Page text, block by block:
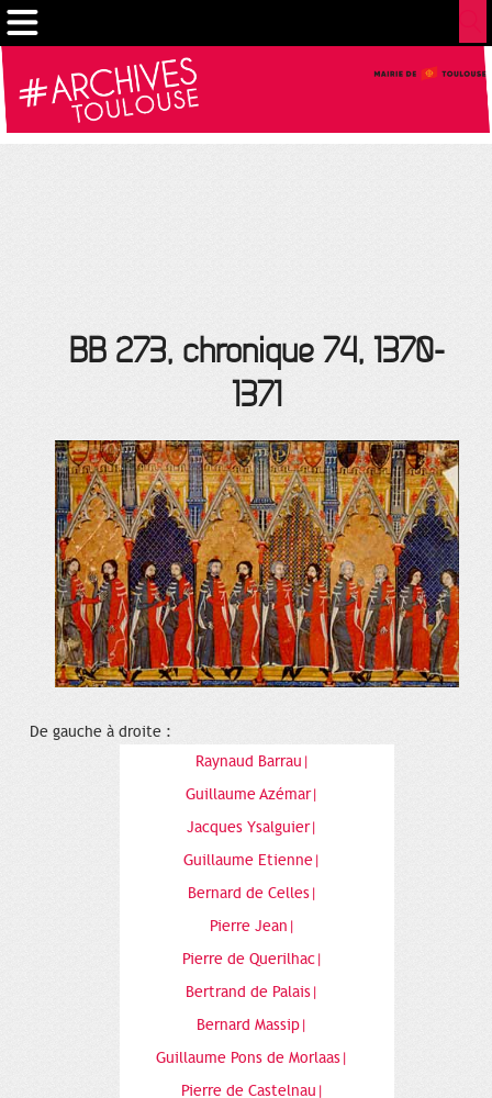
BB 273, chronique 74, 1370-
1371
De gauche à droite :
Raynaud Barrau|
Guillaume Azémar|
Jacques Ysalguier|
Guillaume Etienne|
Bernard de Celles|
Pierre Jean|
Pierre de Querilhac|
Bertrand de Palais|
Bernard Massip|
Guillaume Pons de Morlaas|
Pierre de Castelnau|
Gestion de vos préférences sur les cookies